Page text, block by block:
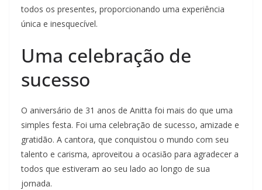
todos os presentes, proporcionando uma experiência
única e inesquecível.
Uma celebração de
sucesso
O aniversário de 31 anos de Anitta foi mais do que uma
simples festa. Foi uma celebração de sucesso, amizade e
gratidão. A cantora, que conquistou o mundo com seu
talento e carisma, aproveitou a ocasião para agradecer a
todos que estiveram ao seu lado ao longo de sua
jornada.